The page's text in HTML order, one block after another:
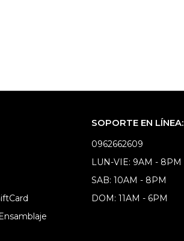
SOPORTE EN LÍNEA:
0962662609
LUN-VIE: 9AM - 8PM
SAB: 10AM - 8PM
DOM: 11AM - 6PM